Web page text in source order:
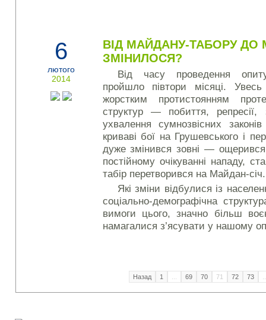
6
лютого
2014
ВІД МАЙДАНУ-ТАБОРУ ДО
ЗМІНИЛОСЯ?
Від часу проведення
пройшло півтори місяці.
жорстким протистоянням
структур — побиття,
ухвалення сумнозвісних
криваві бої на Грушевського і
дуже змінився зовні —
постійному очікуванні нападу,
табір перетворився на Майдан-січ.
Які зміни відбулися із
соціально-демографічна
вимоги цього, значно більш
намагалися з’ясувати у нашому
Назад 1 69 70 71 72 73